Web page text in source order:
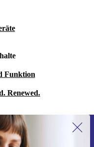
Funktion
Renewed.
anmelden,